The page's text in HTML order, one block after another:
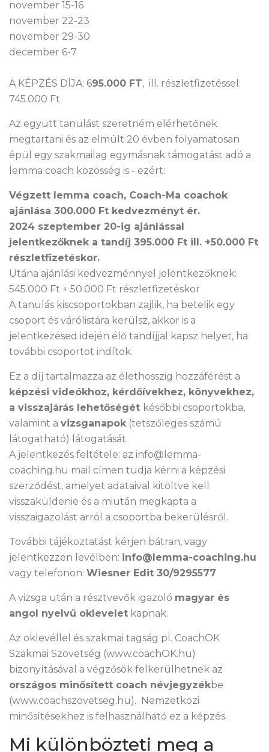
november 15-16
november 22-23
november 29-30
december 6-7
A KÉPZÉS DÍJA: 695.000 FT, ill. részletfizetéssel:
745.000 Ft
Az együtt tanulást szeretném elérhetőnek
megtartani és az elmúlt 20 évben folyamatosan
épül egy szakmailag egymásnak támogatást adó a
lemma coach közösség is - ezért:
Végzett lemma coach, Coach-Ma coachok
ajánlása 300.000 Ft kedvezményt ér.
2024 szeptember 20-ig ajánlással
jelentkezőknek a tandíj 395.000 Ft ill. +50.000 Ft
részletfizetéskor.
Utána ajánlási kedvezménnyel jelentkezőknek:
545.000 Ft + 50.000 Ft részletfizetéskor
A tanulás kiscsoportokban zajlik, ha betelik egy
csoport és várólistára kerülsz, akkor is a
jelentkezésed idején élő tandíjjal kapsz helyet, ha
további csoportot indítok.
Ez a díj tartalmazza az élethosszig hozzáférést a
képzési videókhoz, kérdőívekhez, könyvekhez,
a visszajárás lehetőségét későbbi csoportokba,
valamint a vizsganapok (tetszőleges számú
látogatható) látogatását.
A jelentkezés feltétele: az info@lemma-
coaching.hu mail címen tudja kérni a képzési
szerződést, amelyet adataival kitöltve kell
visszaküldenie és a miután megkapta a
visszaigazolást arról a csoportba bekerülésről.
További tájékoztatást kérjen bátran, vagy
jelentkezzen levélben: info@lemma-coaching.hu
vagy telefonon: Wiesner Edit 30/9295577
A vizsga után a résztvevők igazoló magyar és
angol nyelvű oklevelet kapnak.
Az oklevéllel és szakmai tagság pl. CoachOK
Szakmai Szövetség (www.coachOK.hu)
bizonyításával a végzősök felkerülhetnek az
országos minősített coach névjegyzékbe
(www.coachszovetseg.hu). Nemzetközi
minősítésekhez is felhasználható ez a képzés.
Mi különbözteti meg a